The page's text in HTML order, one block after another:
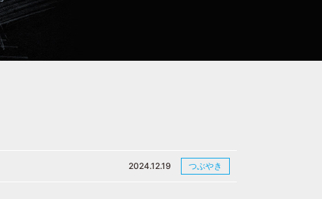
2024.12.19 つぶやき